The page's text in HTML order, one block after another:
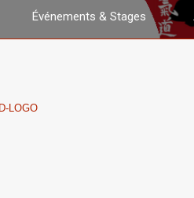
Événements & Stages
LOGO